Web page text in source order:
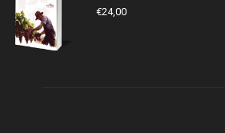
€24,00